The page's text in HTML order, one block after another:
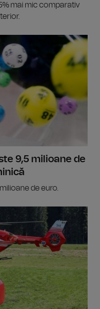
mai mic comparativ
9,5 milioane de
de euro.